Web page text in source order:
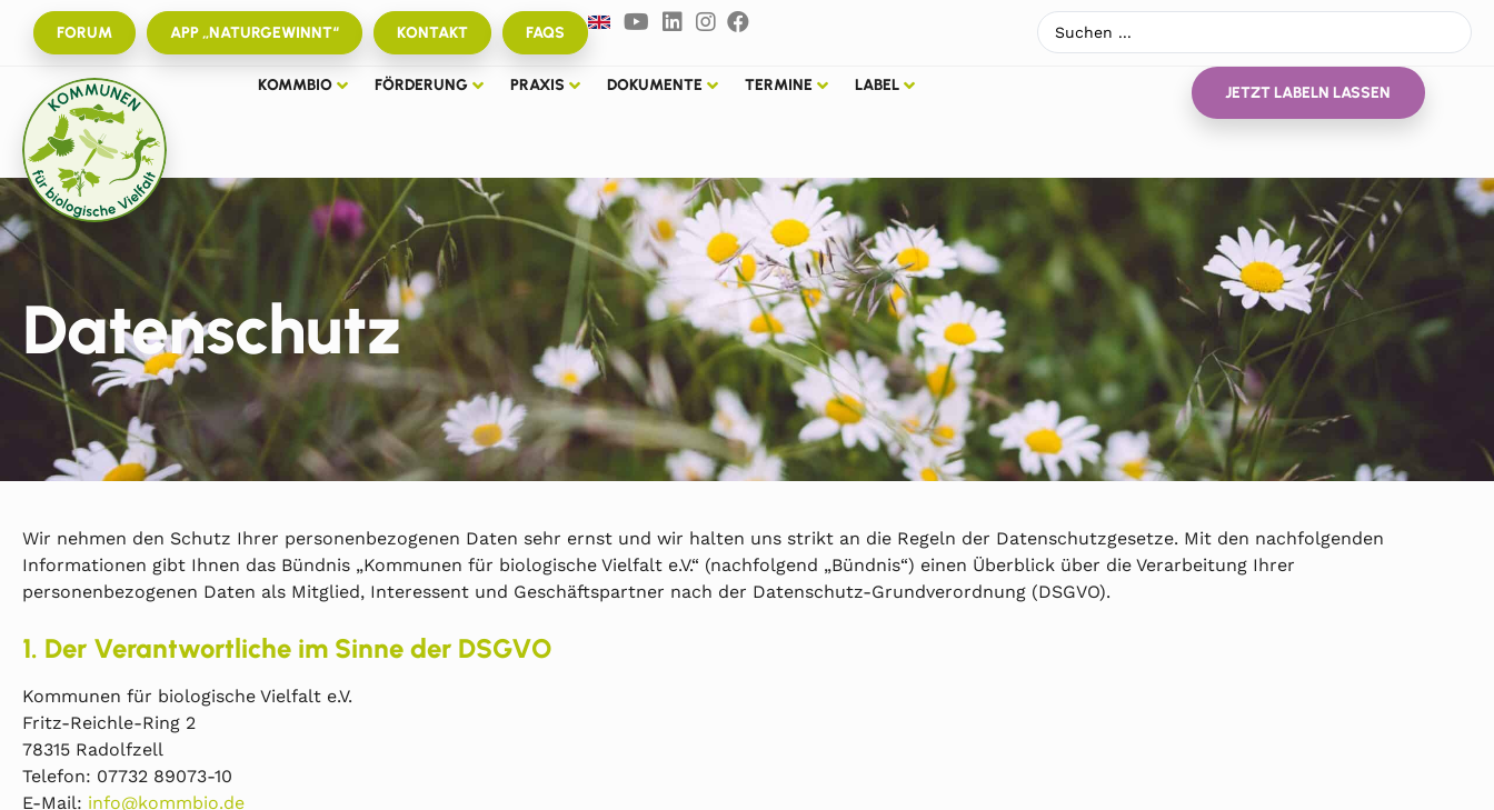
FORUM APP „NATURGEWINNT“ KONTAKT FAQS
KOMMBIO FÖRDERUNG PRAXIS DOKUMENTE TERMINE LABEL JETZT LABELN LASSEN
Datenschutz
Wir nehmen den Schutz Ihrer personenbezogenen Daten sehr ernst und wir halten uns strikt an die Regeln der Datenschutzgesetze. Mit den nachfolgenden
Informationen gibt Ihnen das Bündnis „Kommunen für biologische Vielfalt e.V.“ (nachfolgend „Bündnis“) einen Überblick über die Verarbeitung Ihrer
personenbezogenen Daten als Mitglied, Interessent und Geschäftspartner nach der Datenschutz-Grundverordnung (DSGVO).
1. Der Verantwortliche im Sinne der DSGVO
Kommunen für biologische Vielfalt e.V.
Fritz-Reichle-Ring 2
78315 Radolfzell
Telefon: 07732 89073-10
E-Mail: info@kommbio.de